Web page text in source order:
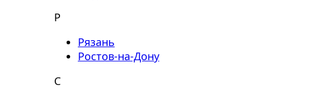
Р
Рязань
Ростов-на-Дону
С